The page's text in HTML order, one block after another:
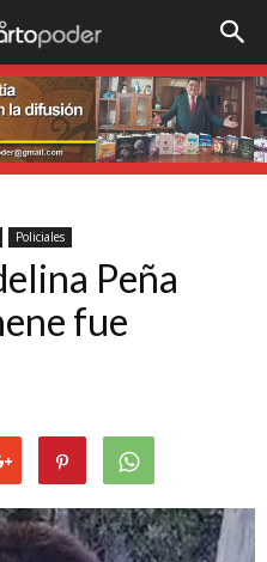
Policiales
Peña
fue